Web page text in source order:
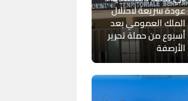
عودة سريعة لاحتلال
الملك العمومي بعد
أسبوع من حملة تحرير
الأرصفة